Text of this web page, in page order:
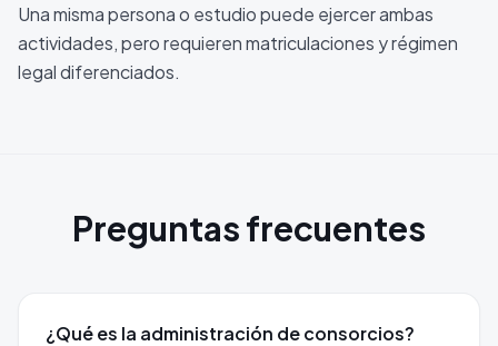
Una misma persona o estudio puede ejercer ambas
actividades, pero requieren matriculaciones y régimen
legal diferenciados.
Preguntas frecuentes
¿Qué es la administración de consorcios?